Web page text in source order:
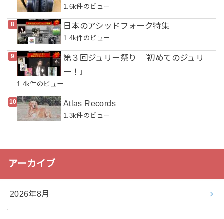
1.6k件のビュー
日本のアシッドフォーク特集
1.4k件のビュー
第３回ジュリー祭り 『初めてのジュリ
ー！』
1.4k件のビュー
Atlas Records
1.3k件のビュー
アーカイブ
2026年8月